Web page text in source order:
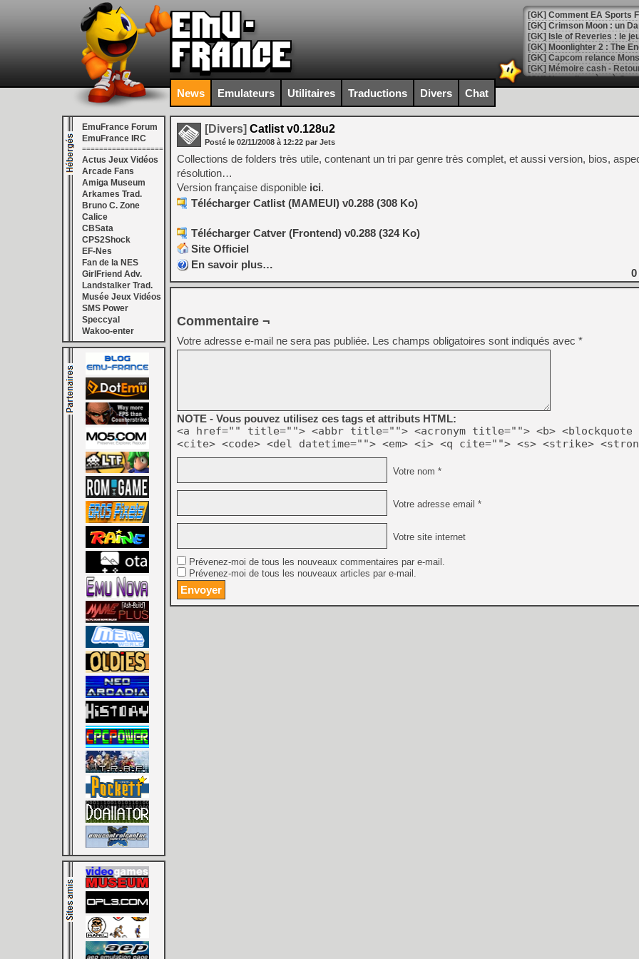
[GK] Comment EA Sports
[GK] Crimson Moon : un
[GK] Isle of Reveries : le
[GK] Moonlighter 2 : The
[GK] Capcom relance
[Mo5] Deux inédits du
[GK] Le beat'em up The
[GK] Endless Legend 2 :
[LS] [PS5] Le WebKit
[GK] Oubliez Crazy Taxi,
[LS] [Switch] NSZ 5.0.0
[GK] No More Room in
[GK] Un chatbot Atelier
[GK] Mémoire cash -
[GK] Nvidia : le prix des
[GK] Suikoden Star Leap
[Mo5] La mini borne
[GK] Le studio de FIFA
[GK] La PlayStation 1 en
[GK] Dawn of War 4 : les
[GK] CloverPit : l'héritier
[GK] Stellar Blade : Blood
[GK] Palworld Online est
[GK] Wuchang 2 : le
[GK] Test : Big Walk est
[GK] Starsand Island : la
[GK] Dan Houser (GTA)
News Emulateurs Utilitaires Traductions Divers Chat
EmuFrance Forum
EmuFrance IRC
===================
Actus Jeux Vidéos
Arcade Fans
Amiga Museum
Arkames Trad.
Bruno C. Zone
Calice
CBSata
CPS2Shock
EF-Nes
Fan de la NES
GirlFriend Adv.
Landstalker Trad.
Musée Jeux Vidéos
SMS Power
Speccyal
Wakoo-enter
[Divers] Catlist v0.128u2
Posté le 02/11/2008 à 12:22 par Jets
Collections de folders très utile, contenant un tri par genre très complet, et aussi version, bios,
résolution…
Version française disponible ici.
Télécharger Catlist (MAMEUI) v0.288 (308 Ko)
Télécharger Catver (Frontend) v0.288 (324 Ko)
Site Officiel
En savoir plus…
0
Commentaire ¬
Votre adresse e-mail ne sera pas publiée. Les champs obligatoires sont indiqués avec *
NOTE - Vous pouvez utilisez ces tags et attributs HTML:
<a href="" title=""> <abbr title=""> <acronym title=""> <b> <blockquote
<cite> <code> <del datetime=""> <em> <i> <q cite=""> <s> <strike>
Votre nom *
Votre adresse email *
Votre site internet
Prévenez-moi de tous les nouveaux commentaires par e-mail.
Prévenez-moi de tous les nouveaux articles par e-mail.